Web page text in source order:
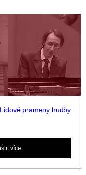
prameny hudby
více